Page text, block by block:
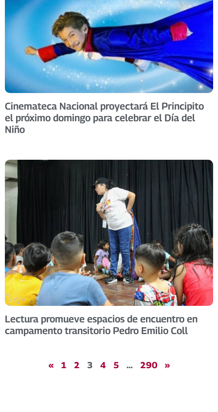
Cinemateca Nacional proyectará El Principito
el próximo domingo para celebrar el Día del
Niño
Lectura promueve espacios de encuentro en
campamento transitorio Pedro Emilio Coll
« 1 2 3 4 5 … 290 »